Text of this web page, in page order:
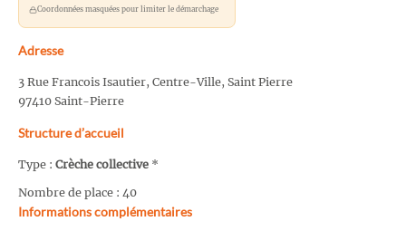
Coordonnées masquées pour limiter le démarchage
Adresse
3 Rue Francois Isautier, Centre-Ville, Saint Pierre
97410 Saint-Pierre
Structure d’accueil
Type : Crèche collective *
Nombre de place : 40
Informations complémentaires